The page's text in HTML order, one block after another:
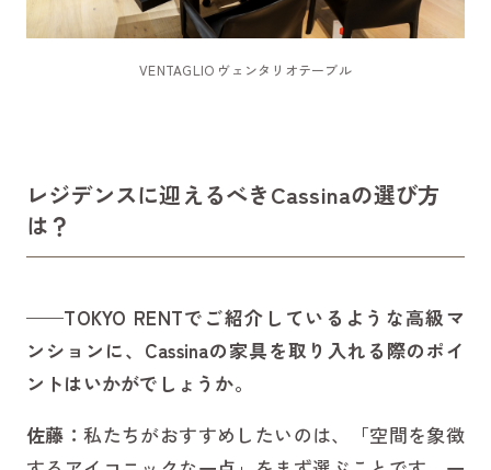
VENTAGLIO ヴェンタリオテーブル
レジデンスに迎えるべきCassinaの選び方
は？
——TOKYO RENTでご紹介しているような高級マ
ンションに、Cassinaの家具を取り入れる際のポイ
ントはいかがでしょうか。
佐藤：私たちがおすすめしたいのは、「空間を象徴